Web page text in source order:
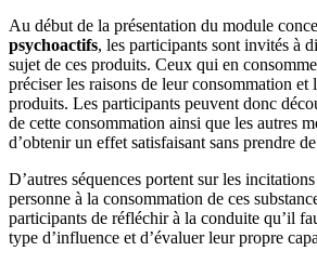
Au début de la présentation du module
psychoactifs, les participants sont invités à
sujet de ces produits. Ceux qui en
préciser les raisons de leur consommation et
produits. Les participants peuvent donc
de cette consommation ainsi que les autres
d’obtenir un effet satisfaisant sans prendre
D’autres séquences portent sur les
personne à la consommation de ces
participants de réfléchir à la conduite qu’il
type d’influence et d’évaluer leur propre